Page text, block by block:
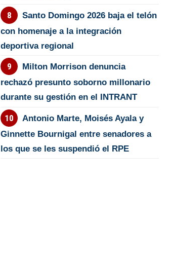
Santo Domingo 2026 baja el telón
con homenaje a la integración
deportiva regional
Milton Morrison denuncia
rechazó presunto soborno millonario
durante su gestión en el INTRANT
Antonio Marte, Moisés Ayala y
Ginnette Bournigal entre senadores a
los que se les suspendió el RPE